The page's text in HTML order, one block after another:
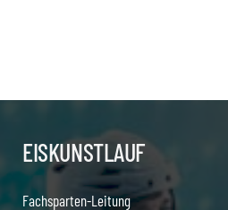
EISKUNSTLAUF
Fachsparten-Leitung